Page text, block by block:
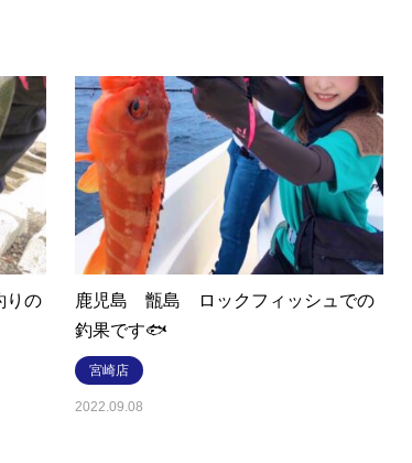
りの
鹿児島 甑島 ロックフィッシュでの
釣果です🐟
宮崎店
2022.09.08